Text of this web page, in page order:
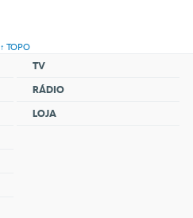
↑ TOPO
TV
RÁDIO
LOJA